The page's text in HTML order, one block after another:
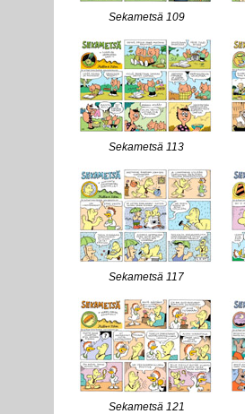
Sekametsä 109
Sekametsä 113
Sekametsä 117
Sekametsä 121